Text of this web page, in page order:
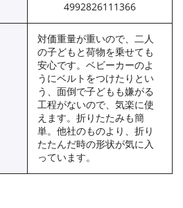
4992826111366
対価重量が重いので、二人
の子どもと荷物を乗せても
安心です。ベビーカーのよ
うにベルトをつけたりとい
う、面倒で子どもも嫌がる
工程がないので、気楽に使
えます。折りたたみも簡
単。他社のものより、折り
たたんだ時の形状が気に入
っています。